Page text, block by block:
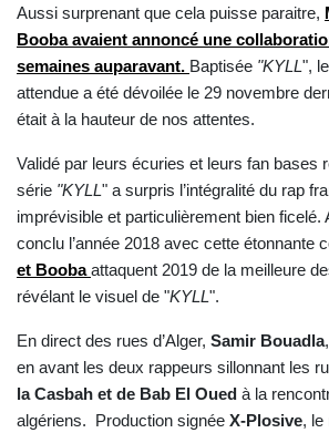
Aussi surprenant que cela puisse paraitre,
Boobaavaient annoncé une
semaines auparavant. Baptisée "KYLL",
attendue a été dévoilée le 29 novembre
était à la hauteur de nos attentes.
Validé par leurs écuries et leurs fan bases
série "KYLL" a surpris l’intégralité du rap
imprévisible et particulièrement bien ficelé.
conclu l’année 2018 avec cette étonnante
et Boobaattaquent 2019 de la meilleure
révélant le visuel de "KYLL".
En direct des rues d’Alger, Samir Bouadla
en avant les deux rappeurs sillonnant les
la Casbah et de Bab El Oued à la
algériens. Production signée X-Plosive, le